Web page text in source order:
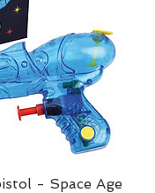
- Space Age